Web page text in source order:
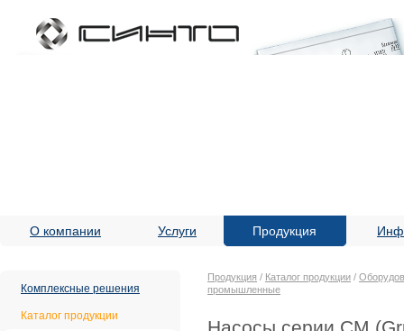
О компании Услуги Продукция
Комплексные решения
Каталог продукции
Продукция / Каталог продукции /
промышленные